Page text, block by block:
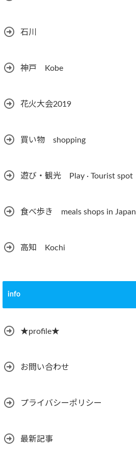
石川
神戸 Kobe
花火大会2019
買い物 shopping
遊び・観光 Play · Tourist spot
食べ歩き meals shops in Japan
高知 Kochi
info
★profile★
お問い合わせ
プライバシーポリシー
最新記事